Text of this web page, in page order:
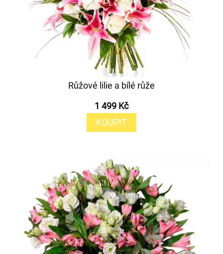
Růžové lilie a bílé růže
1 499 Kč
KOUPIT